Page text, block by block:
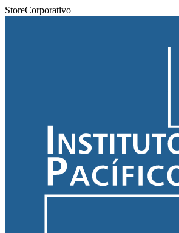
StoreCorporativo